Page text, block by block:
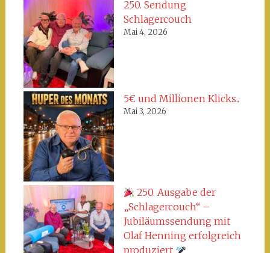
250. Sendung
Schlagercouch
Mai 4, 2026
5€ und Millionen Klicks..
Mai 3, 2026
250. Ausgabe der
„Schlagercouch“ –
Jubiläumssendung mit
Olaf Henning erfolgreich
produziert